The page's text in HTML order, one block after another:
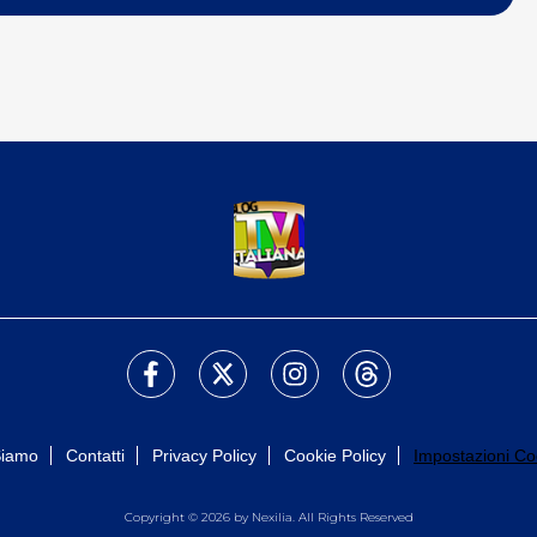
Contatti Privacy Policy Cookie Policy Impostazioni
Copyright © 2026 by Nexilia. All Rights Reserved